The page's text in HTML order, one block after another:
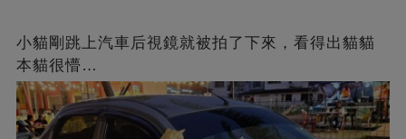
小貓剛跳上汽車后視鏡就被拍了下來，看得出貓貓
本貓很懵…